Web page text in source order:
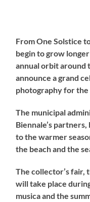
From One Solstice
begin to grow
annual orbit around
announce a grand
photography for the
The municipal
Biennale’s
to the warmer
the beach and the
The collector’s fair,
will take place
musica and the